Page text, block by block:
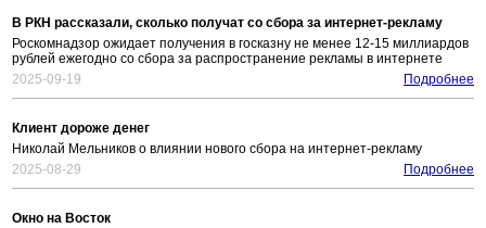
В РКН рассказали, сколько получат со сбора за интернет-рекламу
Роскомнадзор ожидает получения в госказну не менее 12-15 миллиардов
рублей ежегодно со сбора за распространение рекламы в интернете
2025-09-19
Подробнее
Клиент дороже денег
Николай Мельников о влиянии нового сбора на интернет-рекламу
2025-08-29
Подробнее
Окно на Восток